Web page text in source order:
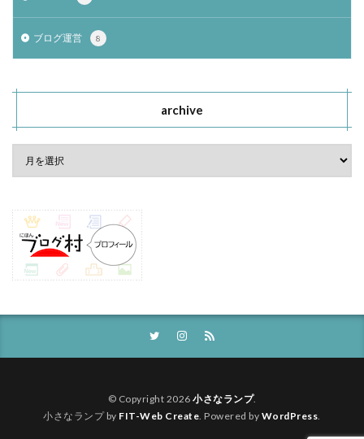
ブログ運営 8
archive
© Copyright 2026 小さなランプ.
小さなランプ by FIT-Web Create. Powered by WordPress.